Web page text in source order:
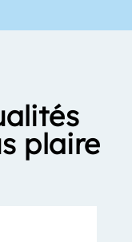
plaire